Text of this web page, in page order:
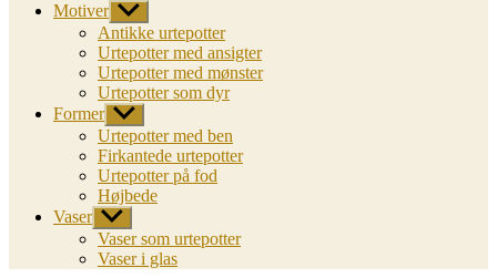
Motiver Vis
undermenu
Antikke urtepotter
Urtepotter med ansigter
Urtepotter med mønster
Urtepotter som dyr
Former Vis
undermenu
Urtepotter med ben
Firkantede urtepotter
Urtepotter på fod
Højbede
Vaser Vis
undermenu
Vaser som urtepotter
Vaser i glas